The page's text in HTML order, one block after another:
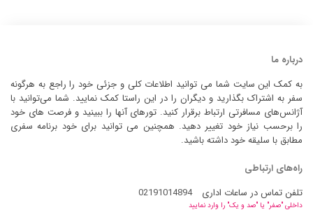
درباره ما
به کمک این سایت شما می توانید اطلاعات کلی و جزئی خود را راجع به هرگونه
سفر به اشتراک بگذارید و دیگران را در این راستا کمک نمایید. شما می‌توانید با
آژانس‌های مسافرتی ارتباط برقرار کنید. تورهای آنها را ببینید و فرصت های خود
را برحسب نیاز خود تغییر دهید. همچنین می توانید برای خود برنامه سفری
مطابق با سلیقه خود داشته باشید.
راه‌های ارتباطی
تلفن تماس در ساعات اداری
02191014894
داخلی "صفر" یا "صد و یک" را وارد نمایید